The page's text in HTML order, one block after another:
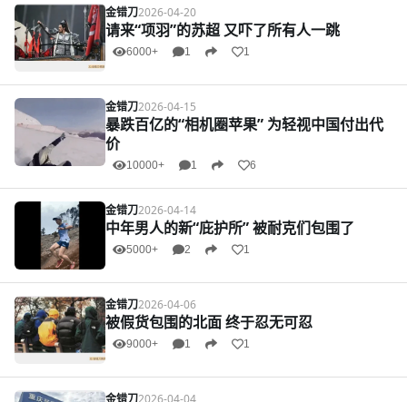
金错刀2026-04-20
请来“项羽”的苏超 又吓了所有人一跳
6000+ 1 1
金错刀2026-04-15
暴跌百亿的“相机圈苹果” 为轻视中国付出代
价
10000+ 1 6
金错刀2026-04-14
中年男人的新“庇护所” 被耐克们包围了
5000+ 2 1
金错刀2026-04-06
被假货包围的北面 终于忍无可忍
9000+ 1 1
金错刀2026-04-04